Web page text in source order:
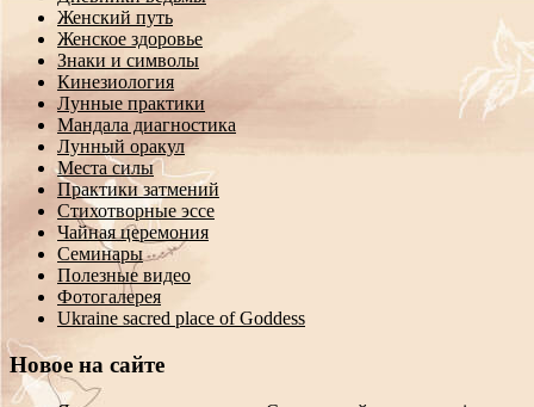
Женский путь
Женское здоровье
Знаки и символы
Кинезиология
Лунные практики
Мандала диагностика
Лунный оракул
Места силы
Практики затмений
Стихотворные эссе
Чайная церемония
Семинары
Полезные видео
Фотогалерея
Ukraine sacred place of Goddess
Новое на сайте